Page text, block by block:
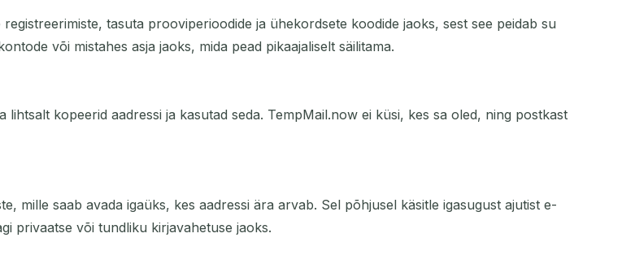
tasuta prooviperioodide ja ühekordsete koodide jaoks, sest see peidab su
või mistahes asja jaoks, mida pead pikaajaliselt säilitama.
kopeerid aadressi ja kasutad seda. TempMail.now ei küsi, kes sa oled, ning postkast
mille saab avada igaüks, kes aadressi ära arvab. Sel põhjusel käsitle igasugust ajutist e-
privaatse või tundliku kirjavahetuse jaoks.